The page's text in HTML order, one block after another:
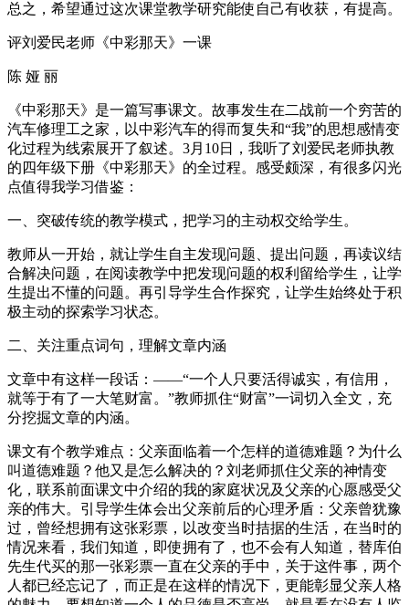
总之，希望通过这次课堂教学研究能使自己有收获，有提高。
评刘爱民老师《中彩那天》一课
陈 娅 丽
《中彩那天》是一篇写事课文。故事发生在二战前一个穷苦的
汽车修理工之家，以中彩汽车的得而复失和“我”的思想感情变
化过程为线索展开了叙述。3月10日，我听了刘爱民老师执教
的四年级下册《中彩那天》的全过程。感受颇深，有很多闪光
点值得我学习借鉴：
一、突破传统的教学模式，把学习的主动权交给学生。
教师从一开始，就让学生自主发现问题、提出问题，再读议结
合解决问题，在阅读教学中把发现问题的权利留给学生，让学
生提出不懂的问题。再引导学生合作探究，让学生始终处于积
极主动的探索学习状态。
二、关注重点词句，理解文章内涵
文章中有这样一段话：――“一个人只要活得诚实，有信用，
就等于有了一大笔财富。”教师抓住“财富”一词切入全文，充
分挖掘文章的内涵。
课文有个教学难点：父亲面临着一个怎样的道德难题？为什么
叫道德难题？他又是怎么解决的？刘老师抓住父亲的神情变
化，联系前面课文中介绍的我的家庭状况及父亲的心愿感受父
亲的伟大。引导学生体会出父亲前后的心理矛盾：父亲曾犹豫
过，曾经想拥有这张彩票，以改变当时拮据的生活，在当时的
情况来看，我们知道，即使拥有了，也不会有人知道，替库伯
先生代买的那一张彩票一直在父亲的手中，关于这件事，两个
人都已经忘记了，而正是在这样的情况下，更能彰显父亲人格